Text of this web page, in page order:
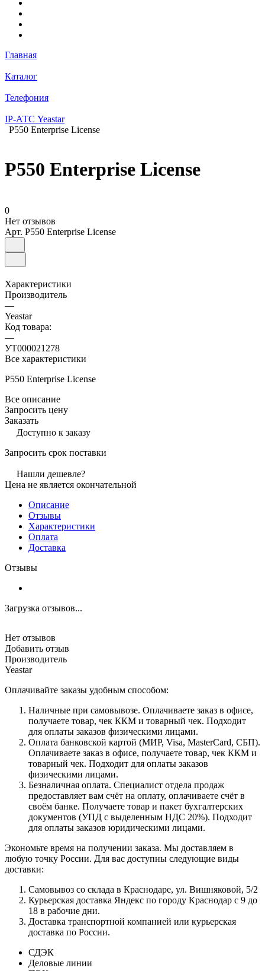
Главная
Каталог
Телефония
IP-АТС Yeastar
P550 Enterprise License
P550 Enterprise License
0
Нет отзывов
Арт. P550 Enterprise License
Характеристики
Производитель
—
Yeastar
Код товара:
—
УТ000021278
Все характеристики
P550 Enterprise License
Все описание
Запросить цену
Заказать
Доступно к заказу
Запросить срок поставки
Нашли дешевле?
Цена не является окончательной
Описание
Отзывы
Характеристики
Оплата
Доставка
Отзывы
Загрузка отзывов...
Нет отзывов
Добавить отзыв
Производитель
Yeastar
Оплачивайте заказы удобным способом:
Наличные при самовывозе. Оплачиваете заказ в офисе,
получаете товар, чек ККМ и товарный чек. Подходит
для оплаты заказов физическими лицами.
Оплата банковской картой (МИР, Visa, MasterCard, СБП).
Оплачиваете заказ в офисе, получаете товар, чек ККМ и
товарный чек. Подходит для оплаты заказов
физическими лицами.
Безналичная оплата. Специалист отдела продаж
предоставляет вам счёт на оплату, оплачиваете счёт в
своём банке. Получаете товар и пакет бухгалтерских
документов (УПД с выделенным НДС 20%). Подходит
для оплаты заказов юридическими лицами.
Экономьте время на получении заказа. Мы доставляем в
любую точку России. Для вас доступны следующие виды
доставки:
Самовывоз со склада в Краснодаре, ул. Вишняковой, 5/2
Курьерская доставка Яндекс по городу Краснодар с 9 до
18 в рабочие дни.
Доставка транспортной компанией или курьерская
доставка по России.
СДЭК
Деловые линии